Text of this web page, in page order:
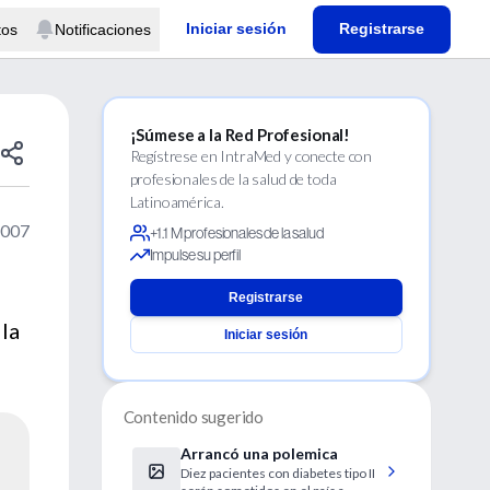
Notificaciones Iniciar sesión Registrarse
¡Súmese a la Red Profesional!
Regístrese en IntraMed y conecte con
profesionales de la salud de toda
Latinoamérica.
+1.1 M profesionales de la salud
Impulse su perfil
Registrarse
Iniciar sesión
Contenido sugerido
Arrancó una polemica
Diez pacientes con diabetes tipo II